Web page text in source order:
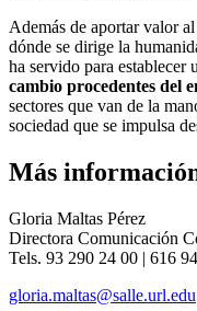
Además de aportar valor
dónde se dirige la
ha servido para establecer
cambio procedentes del
sectores que van de la
sociedad que se impulsa
Más
Gloria Maltas Pérez
Directora Comunicación
Tels. 93 290 24 00 | 616
gloria.maltas@salle.url.edu